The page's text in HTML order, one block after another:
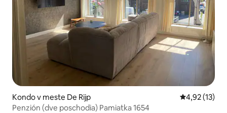
Kondo v meste De Rijp Priemerné
4,92 (13)
Penzión (dve poschodia) Pamiatka 1654